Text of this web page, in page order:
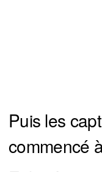
Puis les
commencé